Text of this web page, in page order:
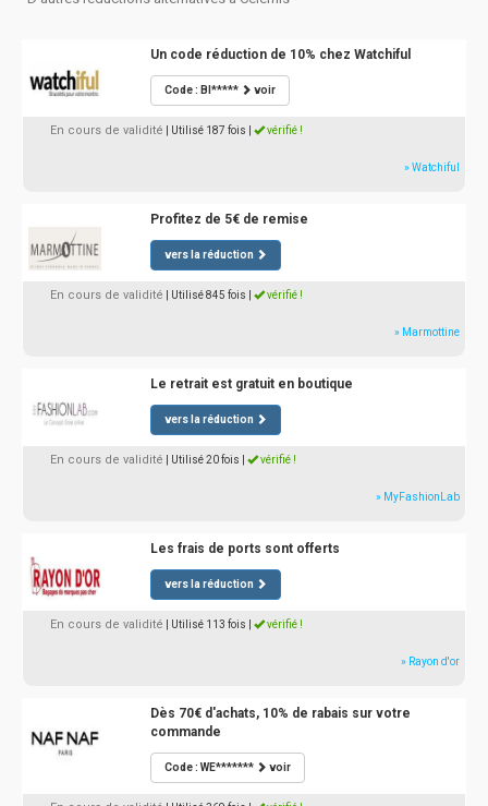
Un code réduction de 10% chez Watchiful
Code : BI***** voir
En cours de validité | Utilisé 187 fois vérifié !
» Watchiful
Profitez de 5€ de remise
vers la réduction
En cours de validité | Utilisé 845 fois vérifié !
» Marmottine
Le retrait est gratuit en boutique
vers la réduction
En cours de validité | Utilisé 20 fois vérifié !
» MyFashionLab
Les frais de ports sont offerts
vers la réduction
En cours de validité | Utilisé 113 fois vérifié !
» Rayon d'or
Dès 70€ d'achats, 10% de rabais sur votre
commande
Code : WE******* voir